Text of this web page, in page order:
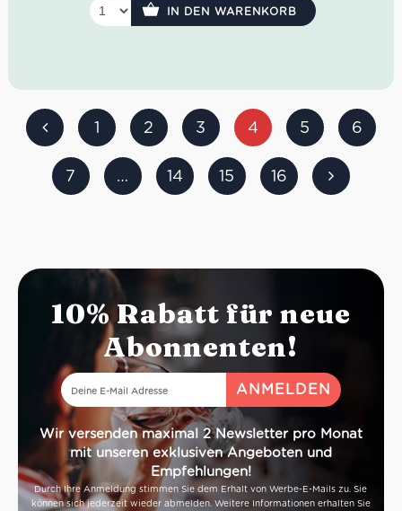
Idealer Versandkarton: 21 Flaschen
IN DEN WARENKORB
1 2 3 4 5 6
7 … 14 15 16
10% Rabatt für neue
Abonnenten!
Wir versenden maximal 2 Newsletter pro Monat
mit unseren exklusiven Angeboten und
Empfehlungen!
Durch Ihre Anmeldung stimmen Sie dem Erhalt von Werbe-E-Mails zu. Sie
können sich jederzeit wieder abmelden. Weitere Informationen erhalten Sie